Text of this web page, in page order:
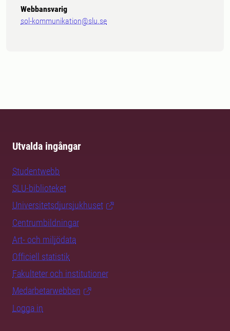
Webbansvarig
sol-kommunikation@slu.se
Utvalda ingångar
Studentwebb
SLU-biblioteket
Universitetsdjursjukhuset
Centrumbildningar
Art- och miljödata
Officiell statistik
Fakulteter och institutioner
Medarbetarwebben
Logga in